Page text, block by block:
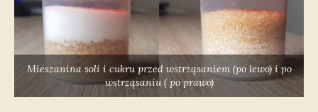
Mieszanina soli i cukru przed wstrząsaniem (po lewo) i po
wstrząsaniu ( po prawo)